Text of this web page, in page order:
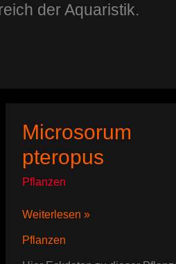
der Aquaristik.
Microsorum
pteropus
Pflanzen
Microsorum
Weiterlesen »
Pflanzen